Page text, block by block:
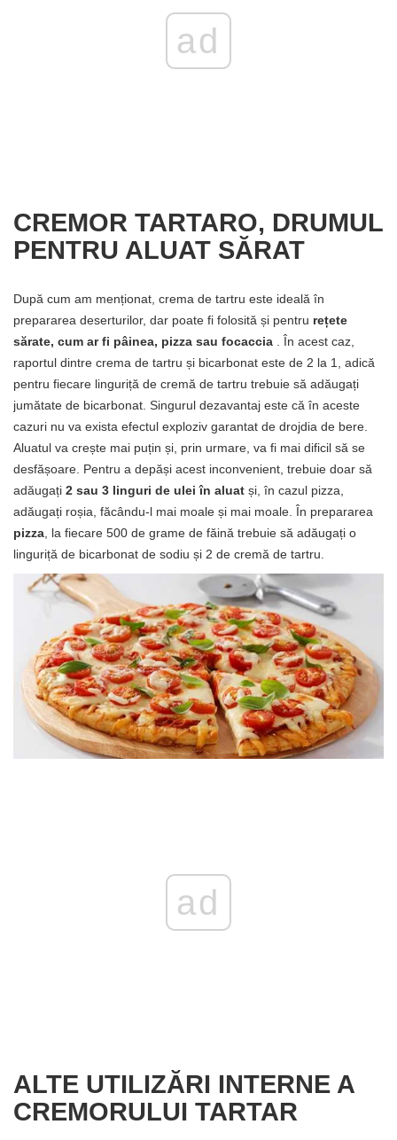
ad
CREMOR TARTARO, DRUMUL
PENTRU ALUAT SĂRAT
După cum am menționat, crema de tartru este ideală în
prepararea deserturilor, dar poate fi folosită și pentru rețete
sărate, cum ar fi pâinea, pizza sau focaccia . În acest caz,
raportul dintre crema de tartru și bicarbonat este de 2 la 1, adică
pentru fiecare linguriță de cremă de tartru trebuie să adăugați
jumătate de bicarbonat. Singurul dezavantaj este că în aceste
cazuri nu va exista efectul exploziv garantat de drojdia de bere.
Aluatul va crește mai puțin și, prin urmare, va fi mai dificil să se
desfășoare. Pentru a depăși acest inconvenient, trebuie doar să
adăugați 2 sau 3 linguri de ulei în aluat și, în cazul pizza,
adăugați roșia, făcându-l mai moale și mai moale. În prepararea
pizza , la fiecare 500 de grame de făină trebuie să adăugați o
linguriță de bicarbonat de sodiu și 2 de cremă de tartru.
ad
ALTE UTILIZĂRI INTERNE A
CREMORULUI TARTAR